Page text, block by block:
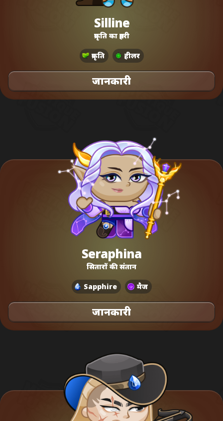
Silline
प्रकृति का प्रहरी
प्रकृति हीलर
जानकारी
Seraphina
सितारों की संतान
Sapphire मैज
जानकारी